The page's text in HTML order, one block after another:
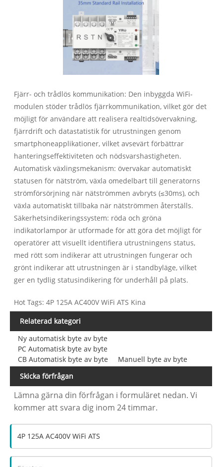
Fjärr- och trådlös kommunikation: Den inbyggda WiFi-
modulen stöder trådlös fjärrkommunikation, vilket gör det
möjligt för användare att realisera realtidsövervakning,
fjärrdrift och datastatistik för utrustningen genom
smartphoneapplikationer, vilket avsevärt förbättrar
hanteringseffektiviteten och nödsvarshastigheten.
Automatisk växlingsmekanism: övervakar automatiskt
statusen för nätström, växla omedelbart till generatorns
strömförsörjning när nätströmmen avbryts (≤30ms), och
växla automatiskt tillbaka när nätströmmen återställs.
Säkerhetsindikeringssystem: röda och gröna
indikatorlampor är utformade för att göra det möjligt för
operatörer att visuellt identifiera utrustningens status,
med rött som indikerar att utrustningen fungerar och
grönt indikerar att utrustningen är i standbyläge, vilket
ger en tydlig statusindikering för underhåll på plats.
Hot Tags: 4P 125A AC400V WiFi ATS Kina
Relaterad kategori
Ny automatisk byte av byte
PC Automatisk byte av byte
CB Automatisk byte av byte
Manuell byte av byte
Skicka förfrågan
Lämna gärna din förfrågan i formuläret nedan. Vi
kommer att svara dig inom 24 timmar.